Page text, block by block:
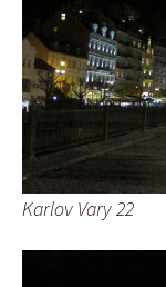
Karlov Vary 22